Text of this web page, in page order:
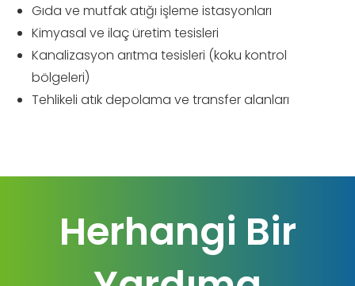
Gıda ve mutfak atığı işleme istasyonları
Kimyasal ve ilaç üretim tesisleri
Kanalizasyon arıtma tesisleri (koku kontrol
bölgeleri)
Tehlikeli atık depolama ve transfer alanları
Herhangi Bir